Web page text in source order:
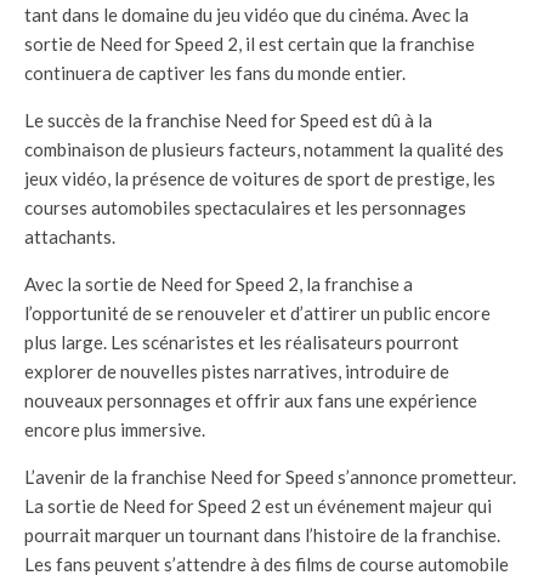
tant dans le domaine du jeu vidéo que du cinéma. Avec la
sortie de Need for Speed 2, il est certain que la franchise
continuera de captiver les fans du monde entier.
Le succès de la franchise Need for Speed est dû à la
combinaison de plusieurs facteurs, notamment la qualité des
jeux vidéo, la présence de voitures de sport de prestige, les
courses automobiles spectaculaires et les personnages
attachants.
Avec la sortie de Need for Speed 2, la franchise a
l’opportunité de se renouveler et d’attirer un public encore
plus large. Les scénaristes et les réalisateurs pourront
explorer de nouvelles pistes narratives, introduire de
nouveaux personnages et offrir aux fans une expérience
encore plus immersive.
L’avenir de la franchise Need for Speed s’annonce prometteur.
La sortie de Need for Speed 2 est un événement majeur qui
pourrait marquer un tournant dans l’histoire de la franchise.
Les fans peuvent s’attendre à des films de course automobile